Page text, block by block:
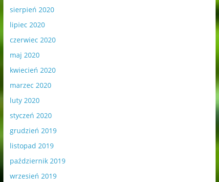
sierpień 2020
lipiec 2020
czerwiec 2020
maj 2020
kwiecień 2020
marzec 2020
luty 2020
styczeń 2020
grudzień 2019
listopad 2019
październik 2019
wrzesień 2019